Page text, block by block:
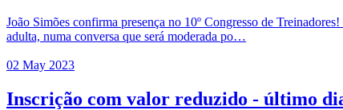
João Simões confirma presença no 10º Congresso de
adulta, numa conversa que será moderada po…
02 May 2023
Inscrição com valor reduzido - último